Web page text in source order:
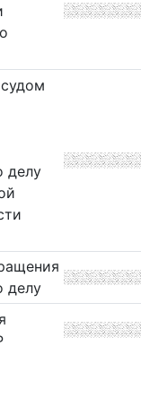
делу
делу